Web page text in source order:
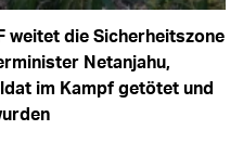
weitet die Sicherheitszone
Netanjahu,
im Kampf getötet und